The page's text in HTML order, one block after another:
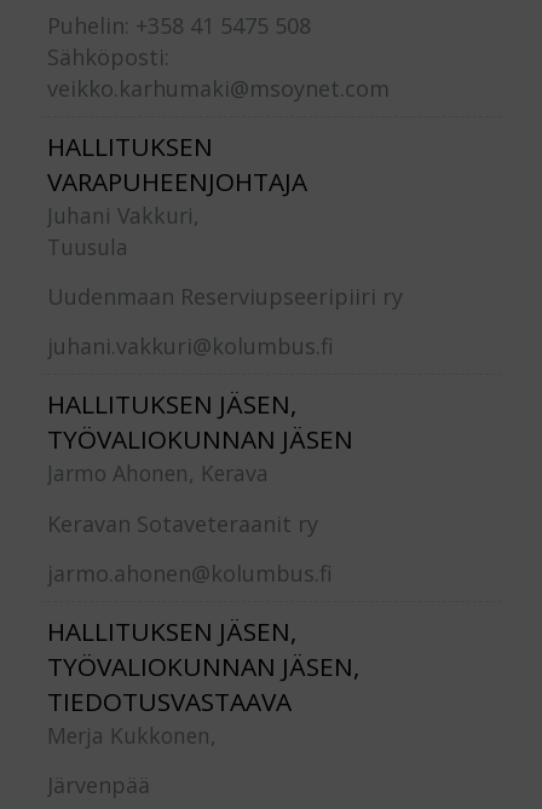
Puhelin: +358 41 5475 508
Sähköposti:
veikko.karhumaki@msoynet.com
HALLITUKSEN
VARAPUHEENJOHTAJA
Juhani Vakkuri,
Tuusula
Uudenmaan Reserviupseeripiiri ry
juhani.vakkuri@kolumbus.fi
HALLITUKSEN JÄSEN,
TYÖVALIOKUNNAN JÄSEN
Jarmo Ahonen, Kerava
Keravan Sotaveteraanit ry
jarmo.ahonen@kolumbus.fi
HALLITUKSEN JÄSEN,
TYÖVALIOKUNNAN JÄSEN,
TIEDOTUSVASTAAVA
Merja Kukkonen,
Järvenpää